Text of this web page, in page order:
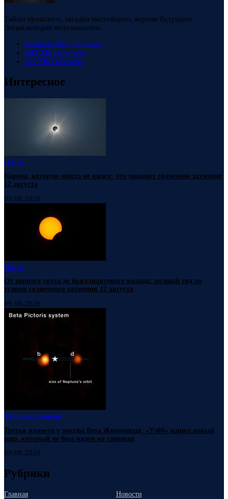
Тайны прошлого, загадки настоящего, версии будущего.
Энциклопедия непознанного.
Telegram 88k Followers
RSS 23k Followers
VK 23k Followers
Интересное
Наука
Корона, которую никто не видел: что покажет солнечное затмение
12 августа
09.08.2026
Наука
От первого укуса до бриллиантового кольца: полный гид по
этапам солнечного затмения 12 августа
09.08.2026
Тайны вселенной
Третья планета у звезды Бета Живописца: «Уэбб» нашел новый
мир, который не был виден на снимках
09.08.2026
Рубрики
Главная
Новости